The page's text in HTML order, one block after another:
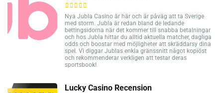
Nya Jubla Casino är här och är påväg att ta Sverige
med storm. Jubla är redan bland de ledande
bettingsidorna när det kommer till snabba betalningar
och hos Jubla hittar du alltid aktuella matcher, dagliga
odds och boostar med möjligheter att skräddarsy dina
spel. Vi diggar Jublas enkla gränssnitt något kopiöst
och rekommenderar verkligen att testar deras
sportsbook!
Lucky Casino Recension